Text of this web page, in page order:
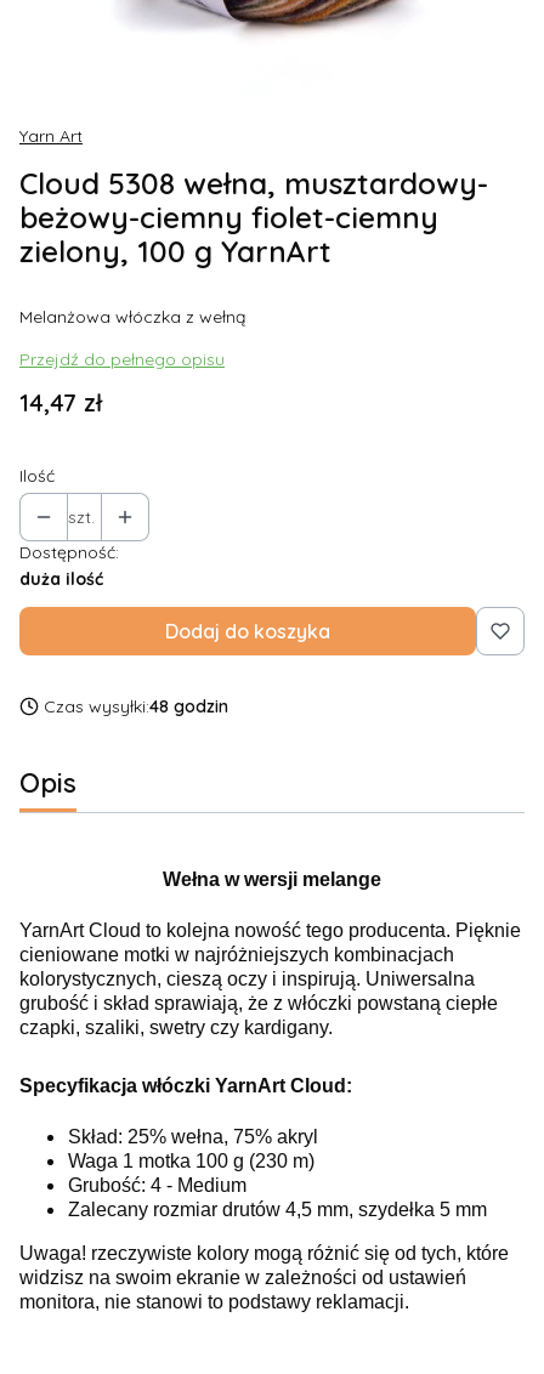
Yarn Art
Cloud 5308 wełna, musztardowy-
beżowy-ciemny fiolet-ciemny
zielony, 100 g YarnArt
Melanżowa włóczka z wełną
Przejdź do pełnego opisu
Cena
14,47 zł
Ilość
szt.
Dostępność:
duża ilość
Dodaj do koszyka
Czas wysyłki:48 godzin
Opis
Wełna w wersji melange
YarnArt Cloud to kolejna nowość tego producenta. Pięknie
cieniowane motki w najróżniejszych kombinacjach
kolorystycznych, cieszą oczy i inspirują. Uniwersalna
grubość i skład sprawiają, że z włóczki powstaną ciepłe
czapki, szaliki, swetry czy kardigany.
Specyfikacja włóczki YarnArt Cloud:
Skład: 25% wełna, 75% akryl
Waga 1 motka 100 g (230 m)
Grubość: 4 - Medium
Zalecany rozmiar drutów 4,5 mm, szydełka 5 mm
Uwaga! rzeczywiste kolory mogą różnić się od tych, które
widzisz na swoim ekranie w zależności od ustawień
monitora, nie stanowi to podstawy reklamacji.